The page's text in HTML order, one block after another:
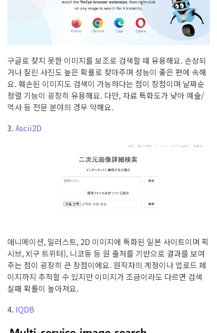
구글로 찾지 못한 이미지를 보조로 검색할 때 유용해요. 손상되
거나 잘린 사진도 높은 확률로 찾아주며 성능이 좋은 편에 속해
요. 훼손된 이미지도 검색이 가능하다는 점이 장점이며 날짜순
정렬 기능이 굉장히 유용해요. 다만, 자료 특화도가 낮아 예술/
역사 등 전문 분야의 경우 약해요.
3.Ascii2D
애니메이션, 일러스트, 2D 이미지에 특화된 일본 사이트이며 픽
시브, X(구 트위터), 니코동 등 원 출처를 기반으로 결과를 보여
주는 점이 굉장히 큰 장점이에요. 원작자의 계정이나 업로드 페
이지까지 추적할 수 있지만 이미지가 조금이라도 다르면 검색
실패 확률이 높아져요.
4. IQDB